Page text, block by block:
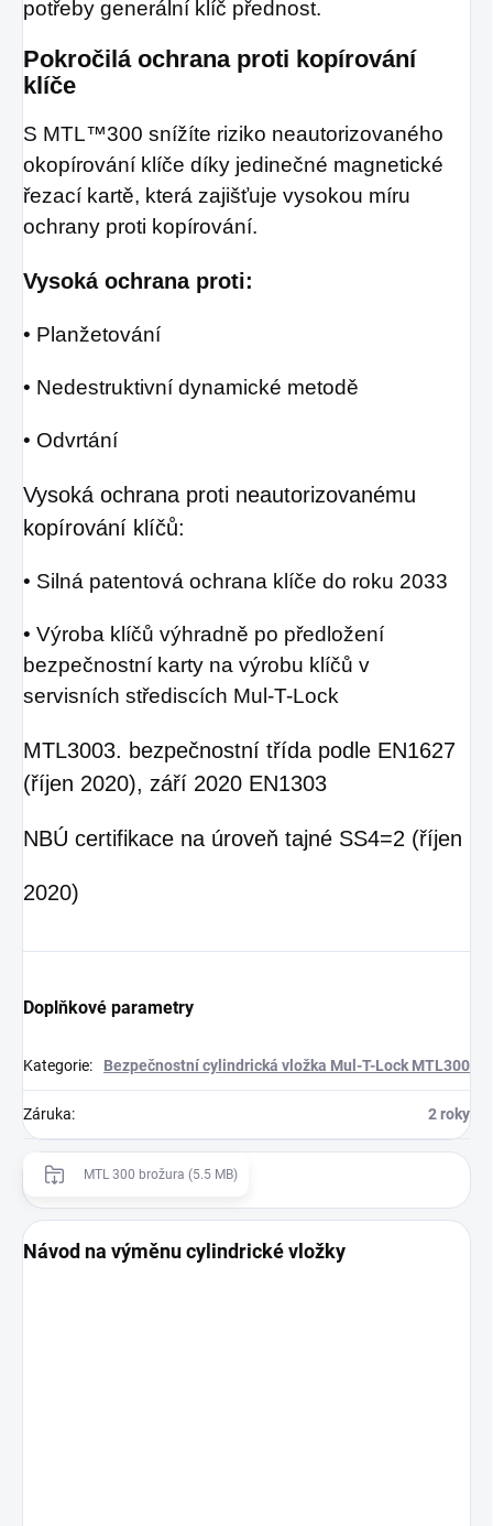
potřeby generální klíč přednost.
Pokročilá ochrana proti kopírování
klíče
S MTL™300 snížíte riziko neautorizovaného
okopírování klíče díky jedinečné magnetické
řezací kartě, která zajišťuje vysokou míru
ochrany proti kopírování.
Vysoká ochrana proti:
• Planžetování
• Nedestruktivní dynamické metodě
• Odvrtání
Vysoká ochrana proti neautorizovanému
kopírování klíčů:
• Silná patentová ochrana klíče do roku 2033
• Výroba klíčů výhradně po předložení
bezpečnostní karty na výrobu klíčů v
servisních střediscích Mul-T-Lock
MTL3003. bezpečnostní třída podle EN1627
(říjen 2020), září 2020 EN1303
NBÚ certifikace na úroveň tajné SS4=2 (říjen
2020)
Doplňkové parametry
Kategorie: Bezpečnostní cylindrická vložka Mul-T-Lock MTL300
Záruka: 2 roky
MTL 300 brožura (5.5 MB)
Návod na výměnu cylindrické vložky